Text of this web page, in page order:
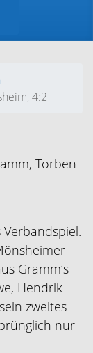
4:2
Torben
Gramm‘s
Hendrik
zweites
nur